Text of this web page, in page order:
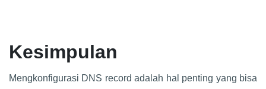
Kesimpulan
Mengkonfigurasi DNS record adalah hal penting yang bisa